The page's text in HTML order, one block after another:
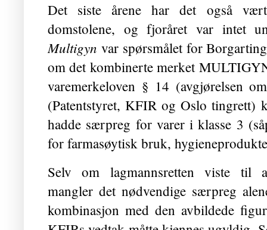
Det siste årene har det også
domstolene, og fjoråret var intet
Multigyn var spørsmålet for
om det kombinerte merket
varemerkeloven § 14 (avgjørelsen
(Patentstyret, KFIR og Oslo tingrett)
hadde særpreg for varer i klasse 3
for farmasøytisk bruk,
Selv om lagmannsretten viste til
mangler det nødvendige særpreg
kombinasjon med den avbildede